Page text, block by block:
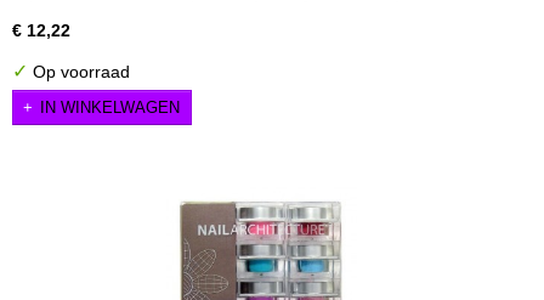
€ 12,22
✓ Op voorraad
IN WINKELWAGEN